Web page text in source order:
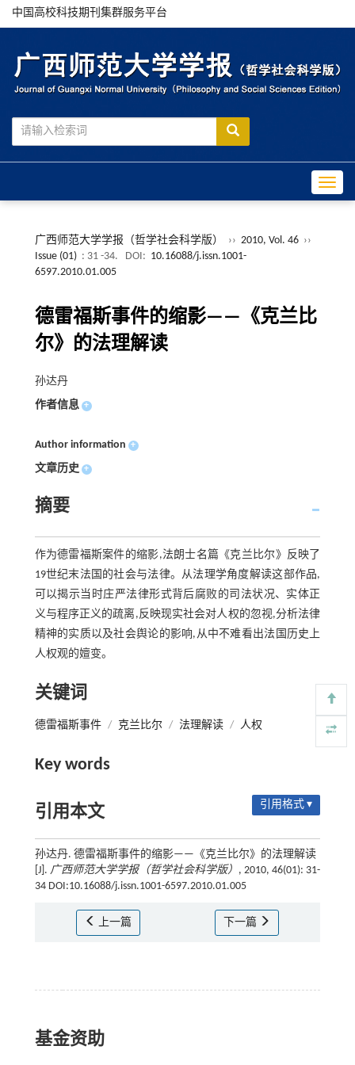
中国高校科技期刊集群服务平台
广西师范大学学报（哲学社会科学版） ›› 2010, Vol. 46 ››
Issue (01) : 31 -34. DOI: 10.16088/j.issn.1001-
6597.2010.01.005
德雷福斯事件的缩影——《克兰比
尔》的法理解读
孙达丹
作者信息 +
Author information +
文章历史 +
摘要
作为德雷福斯案件的缩影,法朗士名篇《克兰比尔》反映了
19世纪末法国的社会与法律。从法理学角度解读这部作品,
可以揭示当时庄严法律形式背后腐败的司法状况、实体正
义与程序正义的疏离,反映现实社会对人权的忽视,分析法律
精神的实质以及社会舆论的影响,从中不难看出法国历史上
人权观的嬗变。
关键词
德雷福斯事件 / 克兰比尔 / 法理解读 / 人权
Key words
引用本文 引用格式 ▾
孙达丹. 德雷福斯事件的缩影——《克兰比尔》的法理解读
[J]. 广西师范大学学报（哲学社会科学版） , 2010, 46(01): 31-
34 DOI:10.16088/j.issn.1001-6597.2010.01.005
上一篇 下一篇
基金资助